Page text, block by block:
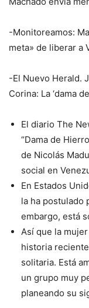
-Monitoreamos:
meta» de liberar a
-El Nuevo Herald.
Corina: La ‘dama
El diario The
“Dama de
de Nicolás
social en
En Estados
la ha postulado
embargo, está
Así que la
historia
solitaria. Está
un grupo muy
planeando su